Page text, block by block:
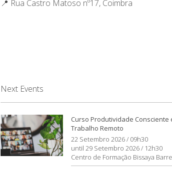
📍 Rua Castro Matoso nº17, Coimbra
Next Events
Curso Produtividade Consciente
Trabalho Remoto
22 Setembro 2026 / 09h30
until 29 Setembro 2026 / 12h30
Centro de Formação Bissaya